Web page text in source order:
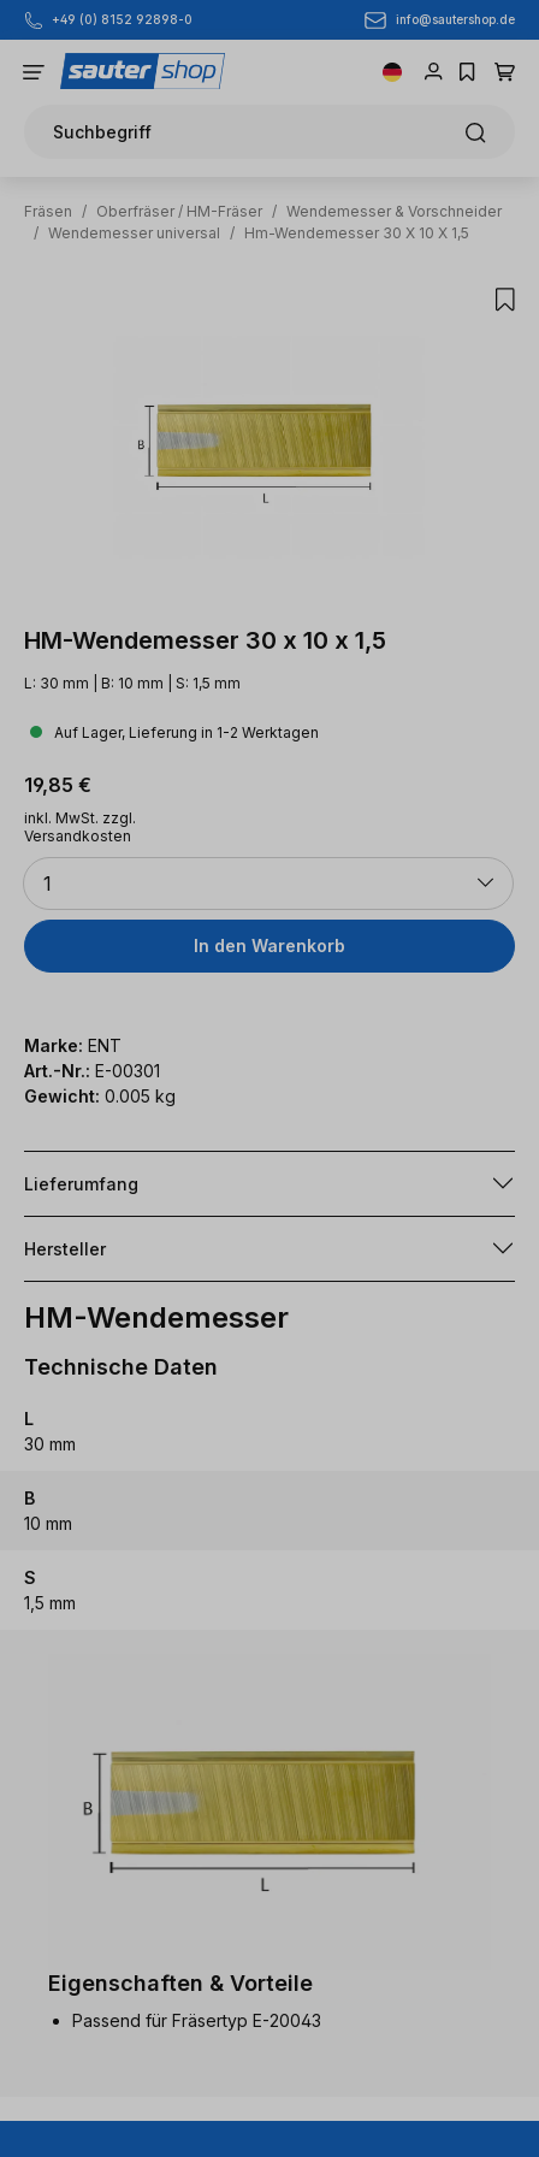
Zum Hauptinhalt springen
+49 (0) 8152 92898-0 info@sautershop.de
Suchbegriff
Fräsen / Oberfräser / HM-Fräser / Wendemesser & Vorschneider
/ Wendemesser universal / Hm-Wendemesser 30 X 10 X 1,5
HM-Wendemesser 30 x 10 x 1,5
L: 30 mm | B: 10 mm | S: 1,5 mm
Auf Lager, Lieferung in 1-2 Werktagen
Regulärer Preis:
19,85 €
inkl. MwSt. zzgl.
Versandkosten
Anzahl
1
In den Warenkorb
Marke: ENT
Art.-Nr.: E-00301
Gewicht: 0.005 kg
Lieferumfang
Hersteller
HM-Wendemesser
Technische Daten
L
30 mm
B
10 mm
S
1,5 mm
Eigenschaften & Vorteile
Passend für Fräsertyp E-20043